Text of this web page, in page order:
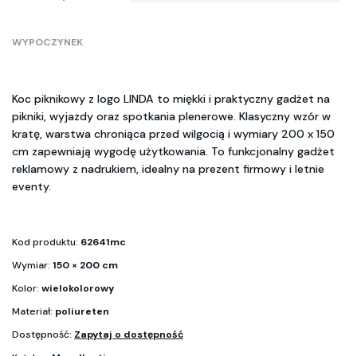
WYPOCZYNEK
Koc piknikowy z logo LINDA to miękki i praktyczny gadżet na
pikniki, wyjazdy oraz spotkania plenerowe. Klasyczny wzór w
kratę, warstwa chroniąca przed wilgocią i wymiary 200 x 150
cm zapewniają wygodę użytkowania. To funkcjonalny gadżet
reklamowy z nadrukiem, idealny na prezent firmowy i letnie
eventy.
Kod produktu: 62641mc
Wymiar: 150 × 200 cm
Kolor: wielokolorowy
Materiał: poliureten
Dostępność: Zapytaj o dostępność